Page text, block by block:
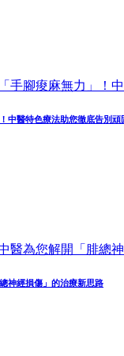
中醫特色療法助您徹底告別頑
神經損傷」的治療新思路